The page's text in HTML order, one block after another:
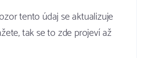
tento údaj se aktualizuje
tak se to zde projeví až